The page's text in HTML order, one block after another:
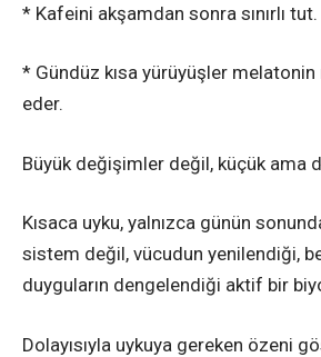
* Kafeini akşamdan sonra sınırlı tut.
* Gündüz kısa yürüyüşler melatonin
eder.
Büyük değişimler değil, küçük ama
Kısaca uyku, yalnızca günün
sistem değil, vücudun yenilendiği,
duyguların dengelendiği aktif bir
Dolayısıyla uykuya gereken özeni